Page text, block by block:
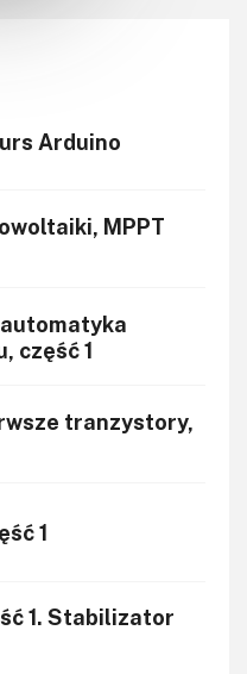
Arduino
MPPT
część 1
tranzystory,
1
1. Stabilizator